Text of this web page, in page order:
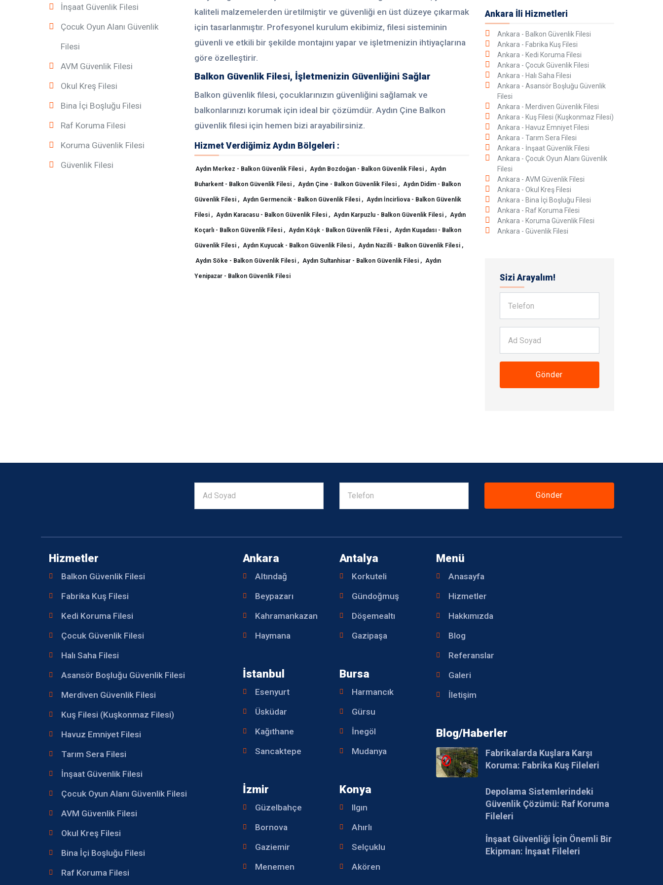
kaliteli malzemelerden üretilmiştir ve güvenliği en üst düzeye çıkarmak
için tasarlanmıştır. Profesyonel kurulum ekibimiz, filesi sisteminin
güvenli ve etkili bir şekilde montajını yapar ve işletmenizin ihtiyaçlarına
göre özelleştirir.
Balkon Güvenlik Filesi, İşletmenizin Güvenliğini Sağlar
Balkon güvenlik filesi, çocuklarınızın güvenliğini sağlamak ve
balkonlarınızı korumak için ideal bir çözümdür. Aydın Çine Balkon
güvenlik filesi için hemen bizi arayabilirsiniz.
Hizmet Verdiğimiz Aydın Bölgeleri :
Aydın Merkez - Balkon Güvenlik Filesi , Aydın Bozdoğan - Balkon Güvenlik Filesi , Aydın
Buharkent - Balkon Güvenlik Filesi , Aydın Çine - Balkon Güvenlik Filesi , Aydın Didim - Balkon
Güvenlik Filesi , Aydın Germencik - Balkon Güvenlik Filesi , Aydın İncirliova - Balkon Güvenlik
Filesi , Aydın Karacasu - Balkon Güvenlik Filesi , Aydın Karpuzlu - Balkon Güvenlik Filesi , Aydın
Koçarlı - Balkon Güvenlik Filesi , Aydın Köşk - Balkon Güvenlik Filesi , Aydın Kuşadası - Balkon
Güvenlik Filesi , Aydın Kuyucak - Balkon Güvenlik Filesi , Aydın Nazilli - Balkon Güvenlik Filesi ,
Aydın Söke - Balkon Güvenlik Filesi , Aydın Sultanhisar - Balkon Güvenlik Filesi , Aydın
Yenipazar - Balkon Güvenlik Filesi
İnşaat Güvenlik Filesi
Çocuk Oyun Alanı Güvenlik
Filesi
AVM Güvenlik Filesi
Okul Kreş Filesi
Bina İçi Boşluğu Filesi
Raf Koruma Filesi
Koruma Güvenlik Filesi
Güvenlik Filesi
Ankara İli Hizmetleri
Ankara - Balkon Güvenlik Filesi
Ankara - Fabrika Kuş Filesi
Ankara - Kedi Koruma Filesi
Ankara - Çocuk Güvenlik Filesi
Ankara - Halı Saha Filesi
Ankara - Asansör Boşluğu Güvenlik
Filesi
Ankara - Merdiven Güvenlik Filesi
Ankara - Kuş Filesi (Kuşkonmaz Filesi)
Ankara - Havuz Emniyet Filesi
Ankara - Tarım Sera Filesi
Ankara - İnşaat Güvenlik Filesi
Ankara - Çocuk Oyun Alanı Güvenlik
Filesi
Ankara - AVM Güvenlik Filesi
Ankara - Okul Kreş Filesi
Ankara - Bina İçi Boşluğu Filesi
Ankara - Raf Koruma Filesi
Ankara - Koruma Güvenlik Filesi
Ankara - Güvenlik Filesi
Sizi Arayalım!
Gönder
Gönder
Hizmetler
Balkon Güvenlik Filesi
Fabrika Kuş Filesi
Kedi Koruma Filesi
Çocuk Güvenlik Filesi
Halı Saha Filesi
Asansör Boşluğu Güvenlik Filesi
Merdiven Güvenlik Filesi
Kuş Filesi (Kuşkonmaz Filesi)
Havuz Emniyet Filesi
Tarım Sera Filesi
İnşaat Güvenlik Filesi
Çocuk Oyun Alanı Güvenlik Filesi
AVM Güvenlik Filesi
Okul Kreş Filesi
Bina İçi Boşluğu Filesi
Raf Koruma Filesi
Ankara
Altındağ
Beypazarı
Kahramankazan
Haymana
İstanbul
Esenyurt
Üsküdar
Kağıthane
Sancaktepe
İzmir
Güzelbahçe
Bornova
Gaziemir
Menemen
Antalya
Korkuteli
Gündoğmuş
Döşemealtı
Gazipaşa
Bursa
Harmancık
Gürsu
İnegöl
Mudanya
Konya
Ilgın
Ahırlı
Selçuklu
Akören
Menü
Anasayfa
Hizmetler
Hakkımızda
Blog
Referanslar
Galeri
İletişim
Blog/Haberler
Fabrikalarda Kuşlara Karşı
Koruma: Fabrika Kuş Fileleri
Depolama Sistemlerindeki
Güvenlik Çözümü: Raf Koruma
Fileleri
İnşaat Güvenliği İçin Önemli Bir
Ekipman: İnşaat Fileleri